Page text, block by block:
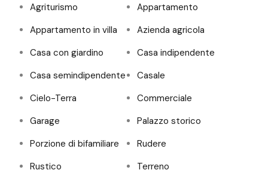
Agriturismo
Appartamento
Appartamento in villa
Azienda agricola
Casa con giardino
Casa indipendente
Casa semindipendente
Casale
Cielo-Terra
Commerciale
Garage
Palazzo storico
Porzione di bifamiliare
Rudere
Rustico
Terreno